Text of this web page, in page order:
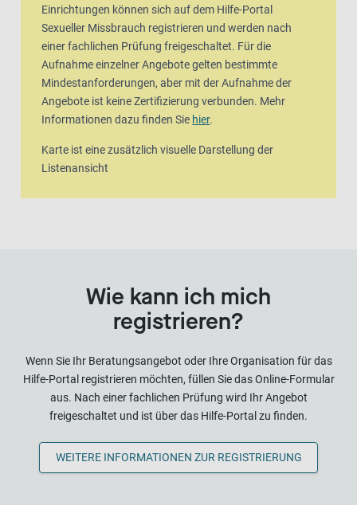
Einrichtungen können sich auf dem Hilfe-Portal
Sexueller Missbrauch registrieren und werden nach
einer fachlichen Prüfung freigeschaltet. Für die
Aufnahme einzelner Angebote gelten bestimmte
Mindestanforderungen, aber mit der Aufnahme der
Angebote ist keine Zertifizierung verbunden. Mehr
Informationen dazu finden Sie hier.
Karte ist eine zusätzlich visuelle Darstellung der
Listenansicht
Wie kann ich mich
registrieren?
Wenn Sie Ihr Beratungsangebot oder Ihre Organisation für das
Hilfe-Portal registrieren möchten, füllen Sie das Online-Formular
aus. Nach einer fachlichen Prüfung wird Ihr Angebot
freigeschaltet und ist über das Hilfe-Portal zu finden.
WEITERE INFORMATIONEN ZUR REGISTRIERUNG